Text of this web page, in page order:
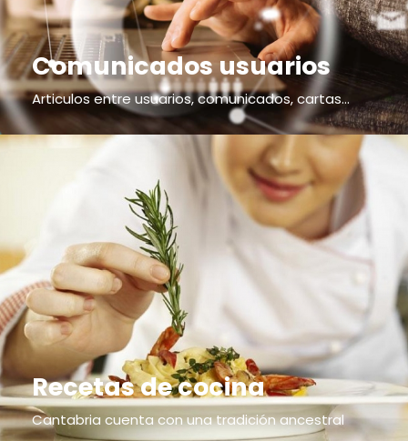
Comunicados usuarios
Articulos entre usuarios, comunicados, cartas...
Recetas de cocina
Cantabria cuenta con una tradición ancestral